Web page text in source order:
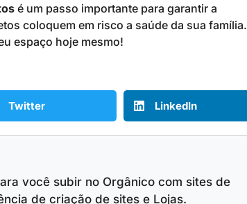
é um passo importante para garantir a
coloquem em risco a saúde da sua família.
espaço hoje mesmo!
Twitter LinkedIn
você subir no Orgânico com sites de
de criação de sites e Lojas.